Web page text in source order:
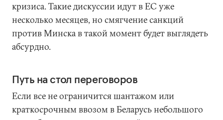
кризиса. Такие дискуссии идут в ЕС уже
несколько месяцев, но смягчение санкций
против Минска в такой момент будет выглядеть
абсурдно.
Путь на стол переговоров
Если все не ограничится шантажом или
краткосрочным ввозом в Беларусь небольшого